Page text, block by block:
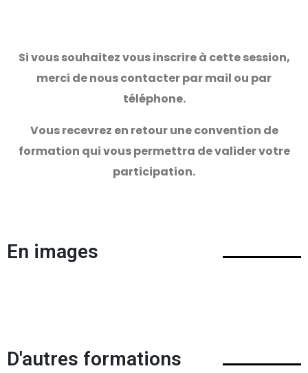
Si vous souhaitez vous inscrire à cette session,
merci de nous contacter par mail ou par
téléphone.
Vous recevrez en retour une convention de
formation qui vous permettra de valider votre
participation.
En images
D'autres formations